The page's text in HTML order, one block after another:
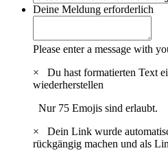
Deine Meldung erforderlich
Please enter a message with
×
Du hast formatierten Text
wiederherstellen
Nur 75 Emojis sind erlaubt.
×
Dein Link wurde
rückgängig machen und als